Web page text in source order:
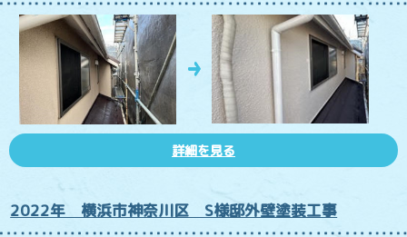
詳細を見る
2022年 横浜市神奈川区 S様邸外壁塗装工事